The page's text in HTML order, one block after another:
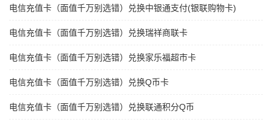
电信充值卡（面值千万别选错）兑换中银通支付(银联购物卡)
电信充值卡（面值千万别选错）兑换瑞祥商联卡
电信充值卡（面值千万别选错）兑换家乐福超市卡
电信充值卡（面值千万别选错）兑换Q币卡
电信充值卡（面值千万别选错）兑换联通积分Q币